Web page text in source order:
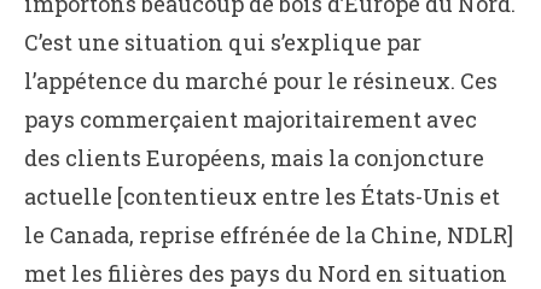
C’est une situation qui s’explique par
l’appétence du marché pour le résineux. Ces
pays commerçaient majoritairement avec
des clients Européens, mais la conjoncture
actuelle [contentieux entre les États-Unis et
le Canada, reprise effrénée de la Chine, NDLR]
met les filières des pays du Nord en situation